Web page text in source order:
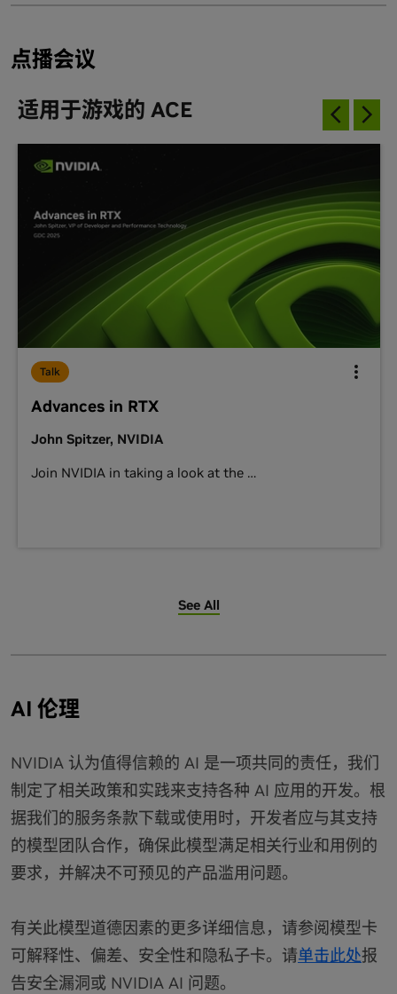
点播会议
适用于游戏的 ACE
Talk
Advances in RTX
John Spitzer, NVIDIA
Join NVIDIA in taking a look at the …
See All
AI 伦理
NVIDIA 认为值得信赖的 AI 是一项共同的责任，我们
制定了相关政策和实践来支持各种 AI 应用的开发。根
据我们的服务条款下载或使用时，开发者应与其支持
的模型团队合作，确保此模型满足相关行业和用例的
要求，并解决不可预见的产品滥用问题。
有关此模型道德因素的更多详细信息，请参阅模型卡
可解释性、偏差、安全性和隐私子卡。请单击此处报
告安全漏洞或 NVIDIA AI 问题。